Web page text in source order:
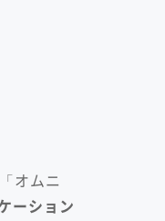
オムニ
ーション